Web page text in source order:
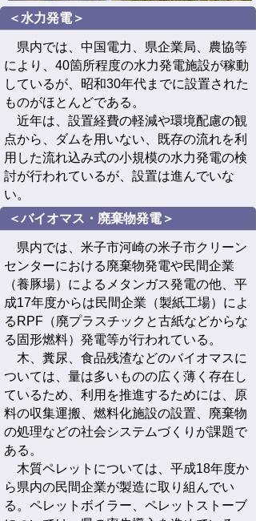
＜水力発電＞
県内では、中国電力、県企業局、農協等
により、40箇所程度の水力発電施設が稼動
しているが、昭和30年代までに設置された
ものがほとんどである。
近年は、設置経費の軽減や環境配慮の観
点から、ダムを用いない、既存の流れを利
用した流れ込み式の小規模の水力発電の検
討が行われているが、設置は進んでいな
い。
＜バイオマス・廃棄物発電＞
県内では、米子市河崎の米子市クリーン
センターにおける廃棄物発電や民間企業
（養豚場）によるメタンガス発電の他、平
成17年度からは民間企業（製紙工場）によ
るRPF（廃プラスチックと古紙などからな
る固形燃料）発電等が行われている。
木、糞尿、食品残渣などのバイオマスに
ついては、量は多いものの広く薄く存在し
ているため、利用を推進するためには、原
料の収集運搬、燃料化施設の設置、廃棄物
の処理などの社会システムづくりが課題で
ある。
木質ペレットについては、平成18年度か
ら県内の民間企業が製造に取り組んでい
る。ペレットボイラー、ペレットストーブ